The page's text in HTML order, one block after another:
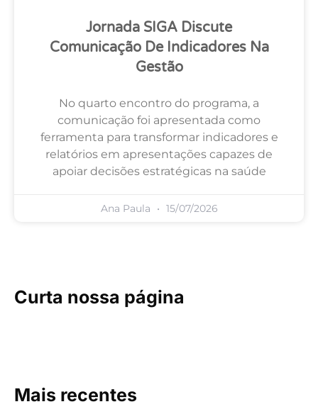
Jornada SIGA Discute
Comunicação De Indicadores Na
Gestão
No quarto encontro do programa, a
comunicação foi apresentada como
ferramenta para transformar indicadores e
relatórios em apresentações capazes de
apoiar decisões estratégicas na saúde
Ana Paula 15/07/2026
Curta nossa página
Mais recentes